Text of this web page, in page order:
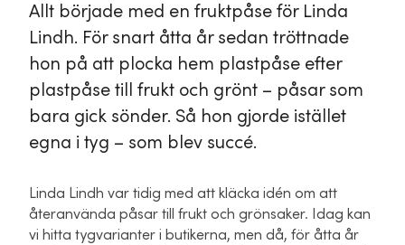
Allt började med en fruktpåse för Linda
Lindh. För snart åtta år sedan tröttnade
hon på att plocka hem plastpåse efter
plastpåse till frukt och grönt – påsar som
bara gick sönder. Så hon gjorde istället
egna i tyg – som blev succé.
Linda Lindh var tidig med att kläcka idén om att
återanvända påsar till frukt och grönsaker. Idag kan
vi hitta tygvarianter i butikerna, men då, för åtta år